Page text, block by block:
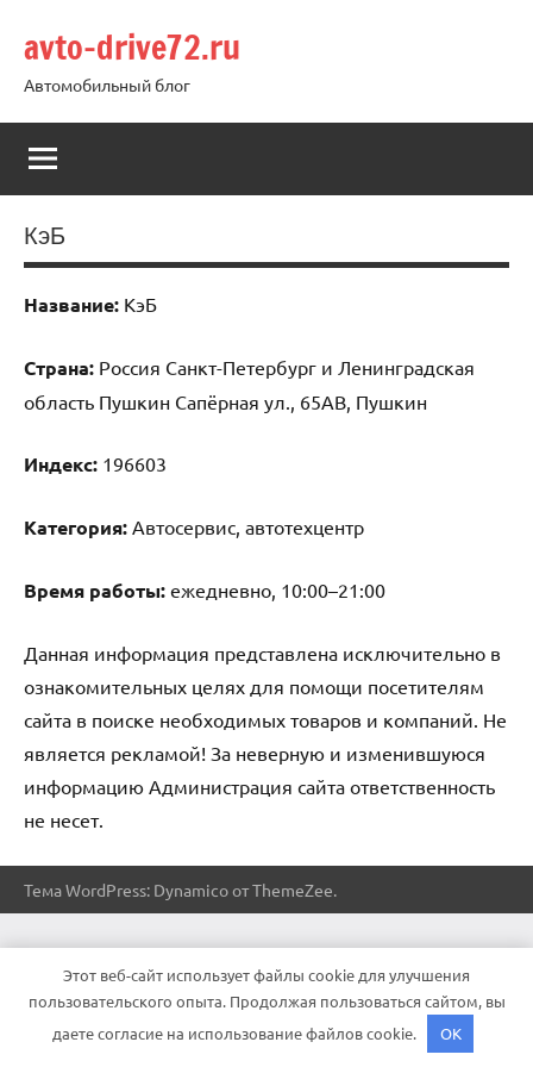
содержимому
avto-drive72.ru
Автомобильный блог
КэБ
Название: КэБ
Страна: Россия Санкт-Петербург и Ленинградская
область Пушкин Сапёрная ул., 65АВ, Пушкин
Индекс: 196603
Категория: Автосервис, автотехцентр
Время работы: ежедневно, 10:00–21:00
Данная информация представлена исключительно в
ознакомительных целях для помощи посетителям
сайта в поиске необходимых товаров и компаний. Не
является рекламой! За неверную и изменившуюся
информацию Администрация сайта ответственность
не несет.
Тема WordPress: Dynamico от ThemeZee.
Этот веб-сайт использует файлы cookie для улучшения
пользовательского опыта. Продолжая пользоваться сайтом, вы
даете согласие на использование файлов cookie.
OK